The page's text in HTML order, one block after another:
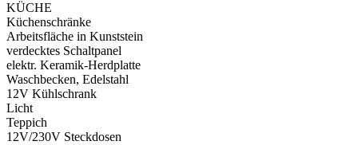
KÜCHE
Küchenschränke
Arbeitsfläche in Kunststein
verdecktes Schaltpanel
elektr. Keramik-Herdplatte
Waschbecken, Edelstahl
12V Kühlschrank
Licht
Teppich
12V/230V Steckdosen